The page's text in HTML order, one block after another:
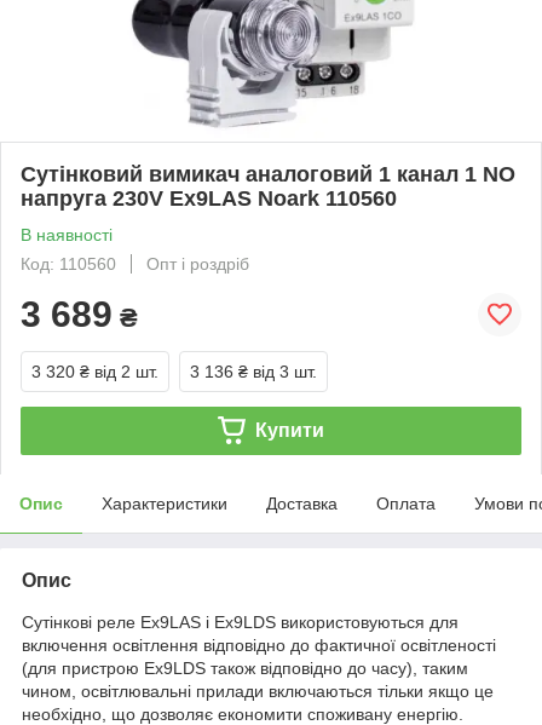
Сутінковий вимикач аналоговий 1 канал 1 NO
напруга 230V Ex9LAS Noark 110560
В наявності
Код: 110560
Опт і роздріб
3 689 ₴
3 320 ₴ від 2 шт. 3 136 ₴ від 3 шт.
Купити
Опис Характеристики Доставка Оплата Умови
Опис
Сутінкові реле Ex9LAS і Ex9LDS використовуються для
включення освітлення відповідно до фактичної освітленості
(для пристрою Ex9LDS також відповідно до часу), таким
чином, освітлювальні прилади включаються тільки якщо це
необхідно, що дозволяє економити споживану енергію.